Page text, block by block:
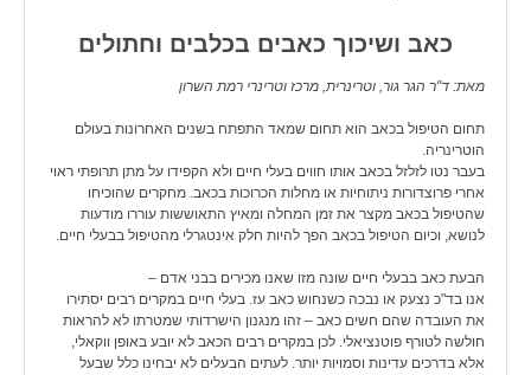
כאב ושיכוך כאבים בכלבים וחתולים
מאת: ד"ר הגר גור, וטרינרית, מרכז וטרינרי רמת השרון
תחום הטיפול בכאב הוא תחום שמאד התפתח בשנים האחרונות בעולם
הוטרינריה.
בעבר נטו לזלזל בכאב אותו חווים בעלי חיים ולא הקפידו על מתן תרופתי ראוי
אחרי פרוצדורות ניתוחיות או מחלות הכרוכות בכאב. מחקרים שהוכיחו
שהטיפול בכאב מקצר את זמן המחלה ומאיץ התאוששות עוררו מודעות
לנושא, וכיום הטיפול בכאב הפך להיות חלק אינטגרלי מהטיפול בבעלי חיים.
הבעת כאב בבעלי חיים שונה מזו שאנו מכירים בבני אדם –
אנו בד"כ נצעק או נבכה כשנחוש כאב עז. בעלי חיים במקרים רבים יסתירו
את העובדה שהם חשים כאב – זהו מנגנון הישרדותי שמטרתו לא להראות
חולשה לטורף פוטנציאלי. לכן במקרים רבים הכאב לא יובע באופן ווקאלי,
אלא בדרכים עדינות וסמויות יותר. לעתים הבעלים לא יבחינו כלל שבעל